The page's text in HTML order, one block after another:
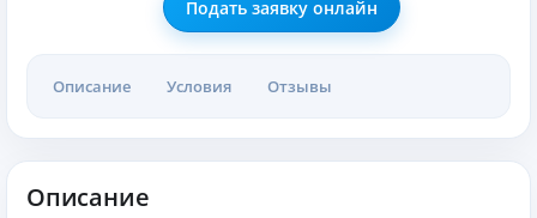
Подать заявку онлайн
Описание Условия Отзывы
Описание